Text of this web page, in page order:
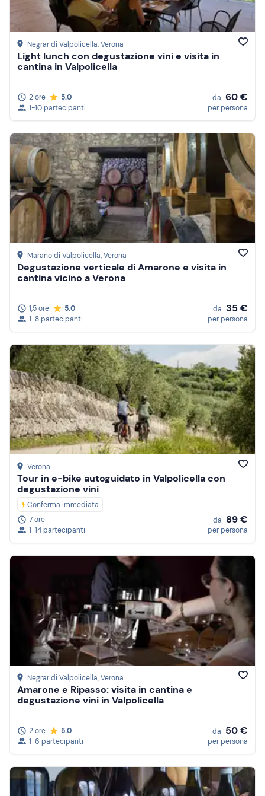
Negrar di Valpolicella, Verona
Light lunch con degustazione vini e visita in
cantina in Valpolicella
2 ore
5.0
1-10 partecipanti
da 60 €
per persona
Marano di Valpolicella, Verona
Degustazione verticale di Amarone e visita in
cantina vicino a Verona
1,5 ore
5.0
1-8 partecipanti
da 35 €
per persona
Verona
Tour in e-bike autoguidato in Valpolicella con
degustazione vini
Conferma immediata
7 ore
1-14 partecipanti
da 89 €
per persona
Negrar di Valpolicella, Verona
Amarone e Ripasso: visita in cantina e
degustazione vini in Valpolicella
2 ore
5.0
1-6 partecipanti
da 50 €
per persona